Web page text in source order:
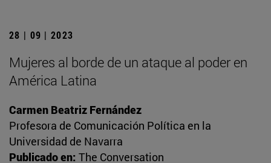
28 | 09 | 2023
Mujeres al borde de un ataque al poder en
América Latina
Carmen Beatriz Fernández
Profesora de Comunicación Política en la
Universidad de Navarra
Publicado en: The Conversation